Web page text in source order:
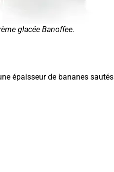
glacée Banoffee.
épaisseur de bananes